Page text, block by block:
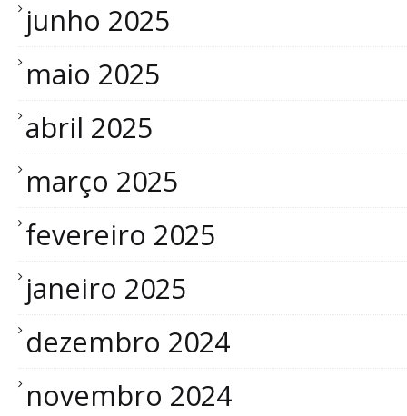
junho 2025
maio 2025
abril 2025
março 2025
fevereiro 2025
janeiro 2025
dezembro 2024
novembro 2024